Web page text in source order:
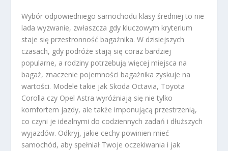
Wybór odpowiedniego samochodu klasy średniej to nie
lada wyzwanie, zwłaszcza gdy kluczowym kryterium
staje się przestronność bagażnika. W dzisiejszych
czasach, gdy podróże stają się coraz bardziej
popularne, a rodziny potrzebują więcej miejsca na
bagaż, znaczenie pojemności bagażnika zyskuje na
wartości. Modele takie jak Skoda Octavia, Toyota
Corolla czy Opel Astra wyróżniają się nie tylko
komfortem jazdy, ale także imponującą przestrzenią,
co czyni je idealnymi do codziennych zadań i dłuższych
wyjazdów. Odkryj, jakie cechy powinien mieć
samochód, aby spełniał Twoje oczekiwania i jak